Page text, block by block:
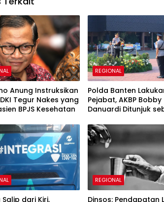
Anung Instruksikan
Tegur Nakes yang
BPJS Kesehatan
REGIONAL
Polda Banten
Pejabat, AKBP Bobby
Danuardi Ditunjuk
dari Kiri,
REGIONAL
Dinsos: Pendapatan